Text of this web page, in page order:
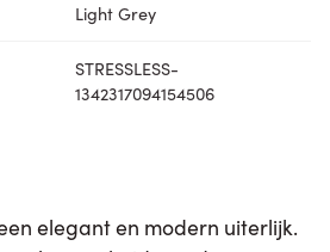
Light Grey
STRESSLESS-
1342317094154506
elegant en modern uiterlijk.